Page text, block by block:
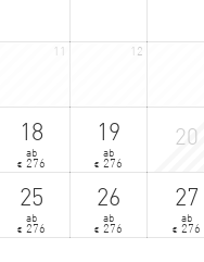
11 12
18
ab
€ 276
19
ab
€ 276
20
25
ab
€ 276
26
ab
€ 276
27
ab
€ 276